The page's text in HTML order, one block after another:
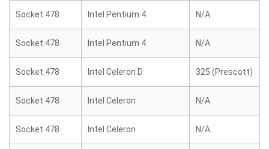
Socket 478 Intel Pentium 4 N/A
Socket 478 Intel Pentium 4 N/A
Socket 478 Intel Celeron D 325 (Prescott)
Socket 478 Intel Celeron N/A
Socket 478 Intel Celeron N/A